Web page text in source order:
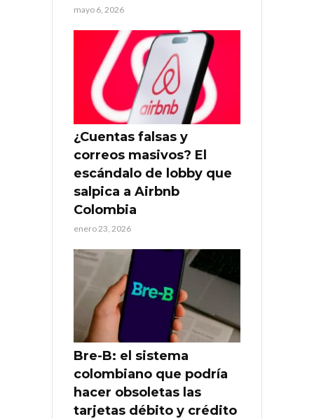
mayo 6, 2026
¿Cuentas falsas y
correos masivos? El
escándalo de lobby que
salpica a Airbnb
Colombia
enero 23, 2026
Bre-B: el sistema
colombiano que podría
hacer obsoletas las
tarjetas débito y crédito